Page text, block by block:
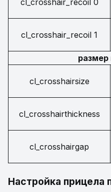
cl_crosshair_recoil 1
размер
cl_crosshairsize
cl_crosshairthickness
cl_crosshairgap
Настройка прицела